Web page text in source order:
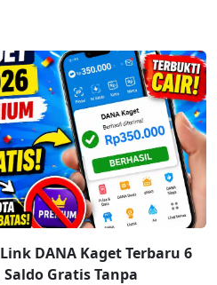
DANA Kaget Terbaru 6
Gratis Tanpa